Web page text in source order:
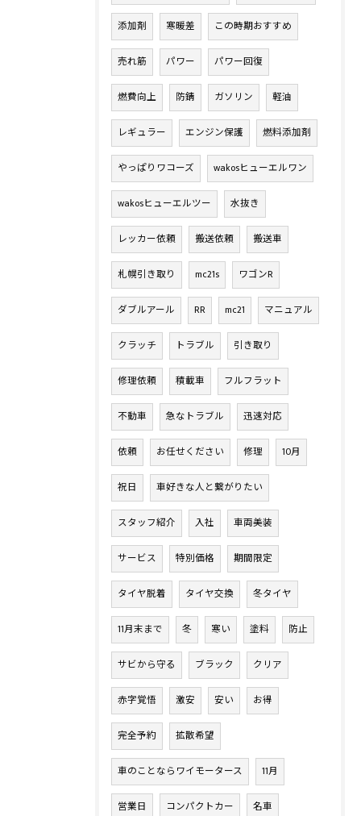
添加剤 寒暖差 この時期おすすめ
売れ筋 パワー パワー回復
燃費向上 防錆 ガソリン 軽油
レギュラー エンジン保護 燃料添加剤
やっぱりワコーズ wakosヒューエルワン
wakosヒューエルツー 水抜き
レッカー依頼 搬送依頼 搬送車
札幌引き取り mc21s ワゴンR
ダブルアール RR mc21 マニュアル
クラッチ トラブル 引き取り
修理依頼 積載車 フルフラット
不動車 急なトラブル 迅速対応
依頼 お任せください 修理 10月
祝日 車好きな人と繋がりたい
スタッフ紹介 入社 車両美装
サービス 特別価格 期間限定
タイヤ脱着 タイヤ交換 冬タイヤ
11月末まで 冬 寒い 塗料 防止
サビから守る ブラック クリア
赤字覚悟 激安 安い お得
完全予約 拡散希望
車のことならワイモータース 11月
営業日 コンパクトカー 名車